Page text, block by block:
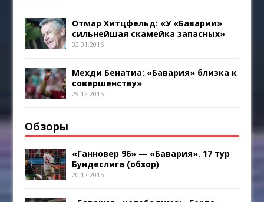
Отмар Хитцфельд: «У «Баварии»
сильнейшая скамейка запасных»
02.01.2016
Мехди Бенатиа: «Бавария» близка к
совершенству»
29.12.2015
Обзоры
«Ганновер 96» — «Бавария». 17 тур
Бундеслига (обзор)
20.12.2015